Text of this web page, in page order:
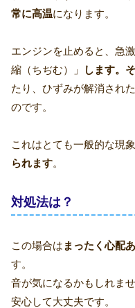
常に高温になります。
エンジンを止めると、急
縮（ちぢむ）」
します。
たり、ひずみが解消され
のです。
これはとても一般的な現象
られます。
対処法は？
この場合は まったく心配
す。
音が気になるかもしれま
安心して大丈夫です。